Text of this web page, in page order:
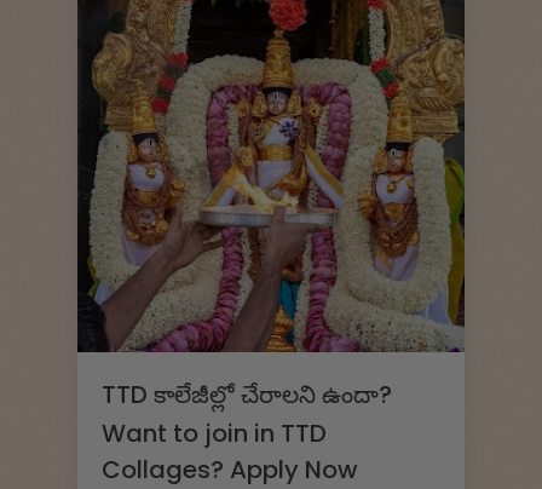
TTD కాలేజీల్లో చేరాలని ఉందా?
Want to join in TTD
Collages? Apply Now